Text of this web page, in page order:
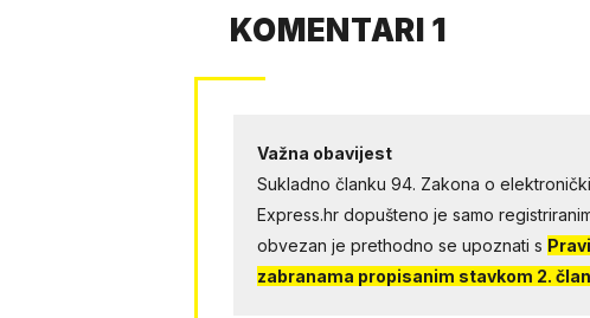
KOMENTARI 1
Važna obavijest
Sukladno članku 94. Zakona o
Express.hr dopušteno je samo
obvezan je prethodno se upoznati s
zabranama propisanim stavkom 2.